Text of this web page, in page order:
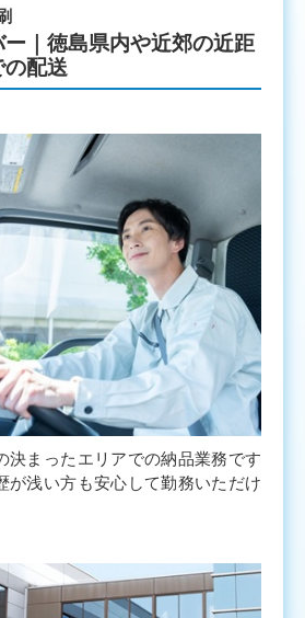
｜徳島県内や近郊の近距
配送
決まったエリアでの納品業務です
が浅い方も安心して勤務いただけ